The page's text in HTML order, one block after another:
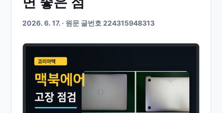
2026. 6. 17. · 원문 글번호 224315948313